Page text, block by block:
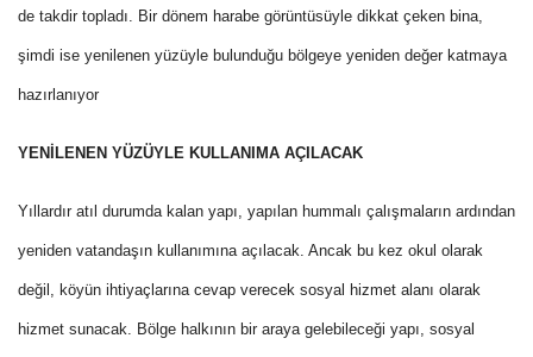
de takdir topladı. Bir dönem harabe görüntüsüyle dikkat çeken bina,
şimdi ise yenilenen yüzüyle bulunduğu bölgeye yeniden değer katmaya
hazırlanıyor
YENİLENEN YÜZÜYLE KULLANIMA AÇILACAK
Yıllardır atıl durumda kalan yapı, yapılan hummalı çalışmaların ardından
yeniden vatandaşın kullanımına açılacak. Ancak bu kez okul olarak
değil, köyün ihtiyaçlarına cevap verecek sosyal hizmet alanı olarak
hizmet sunacak. Bölge halkının bir araya gelebileceği yapı, sosyal